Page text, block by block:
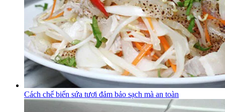
Cách chế biến sứa tươi đảm bảo sạch mà an toàn